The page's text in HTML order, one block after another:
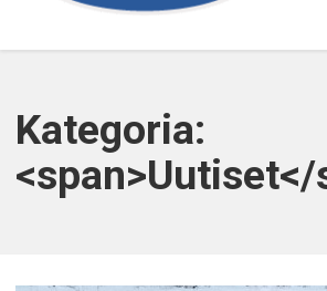
Kategoria:
<span>Uutiset</